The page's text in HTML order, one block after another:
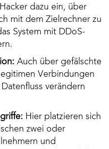
dazu ein, über
mit dem Zielrechner zu
System mit DDoS-
Auch über gefälschte
Verbindungen
verändern
Hier platzieren sich
zwei oder
und